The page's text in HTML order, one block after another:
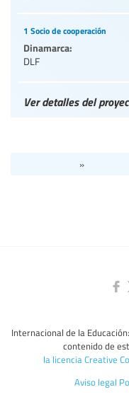
1 Socio de cooperación
Dinamarca:
DLF
Ver detalles del
»
Internacional de la
contenido de
la licencia Creative
Aviso legal